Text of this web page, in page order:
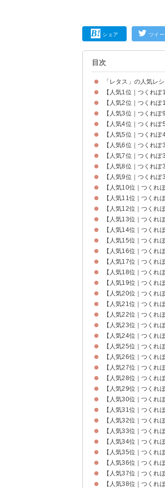
シェア ツイー
目次
「レタス」の人気レ
【人気1位｜つくれ
【人気2位｜つくれ
【人気3位｜つくれ
【人気4位｜つくれ
【人気5位｜つくれ
【人気6位｜つくれ
【人気7位｜つくれ
【人気8位｜つくれ
【人気9位｜つくれ
【人気10位｜つくれ
【人気11位｜つくれ
【人気12位｜つくれ
【人気13位｜つくれ
【人気14位｜つくれ
【人気15位｜つくれ
【人気16位｜つくれ
【人気17位｜つくれ
【人気18位｜つくれ
【人気19位｜つくれ
【人気20位｜つくれ
【人気21位｜つくれ
【人気22位｜つくれ
【人気23位｜つくれ
【人気24位｜つくれ
【人気25位｜つくれ
【人気26位｜つくれ
【人気27位｜つくれ
【人気28位｜つくれ
【人気29位｜つくれ
【人気30位｜つくれ
【人気31位｜つくれ
【人気32位｜つくれ
【人気33位｜つくれ
【人気34位｜つくれ
【人気35位｜つくれ
【人気36位｜つくれ
【人気37位｜つくれ
【人気38位｜つくれ